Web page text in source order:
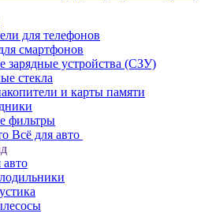
для телефонов
смартфонов
зарядные устройства (СЗУ)
стекла
и карты памяти
фильтры
Всё для авто
авто